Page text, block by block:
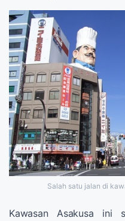
Salah satu jalan di
Kawasan Asakusa ini